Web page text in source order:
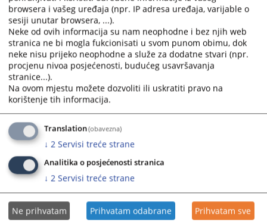
Pozivi
Dostava sudskih poziva vrši se putem pošte, ličnom
dostavom preko sudskih dostavljača i putem oglasne
table suda.
Napomena: Dostavljač u Osnovnom sudu u Foči je
Eličić Zdravka.
1723PREGLEDA
browsera i vašeg uređaja (npr. IP adresa uređaja, varijable o
sesiji unutar browsera, ...).
Neke od ovih informacija su nam neophodne i bez njih web
stranica ne bi mogla fukcionisati u svom punom obimu, dok
neke nisu prijeko neophodne a služe za dodatne stvari (npr.
procjenu nivoa posjećenosti, budućeg usavršavanja
stranice...).
Na ovom mjestu možete dozvoliti ili uskratiti pravo na
korištenje tih informacija.
Translation(obavezna)
↓ 2 Servisi treće strane
Analitika o posjećenosti stranica
↓ 2 Servisi treće strane
Ne prihvatam Prihvatam odabrane Prihvatam sve